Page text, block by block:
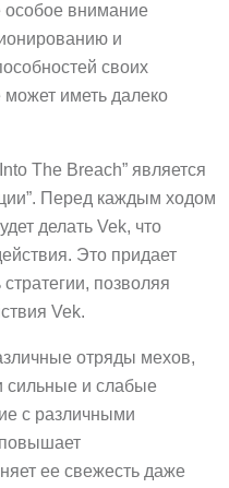
особое внимание
и
своих
иметь далеко
The Breach” является
Перед каждым ходом
делать Vek, что
Это придает
позволяя
Vek.
отряды мехов,
сильные и слабые
с различными
ее свежесть даже